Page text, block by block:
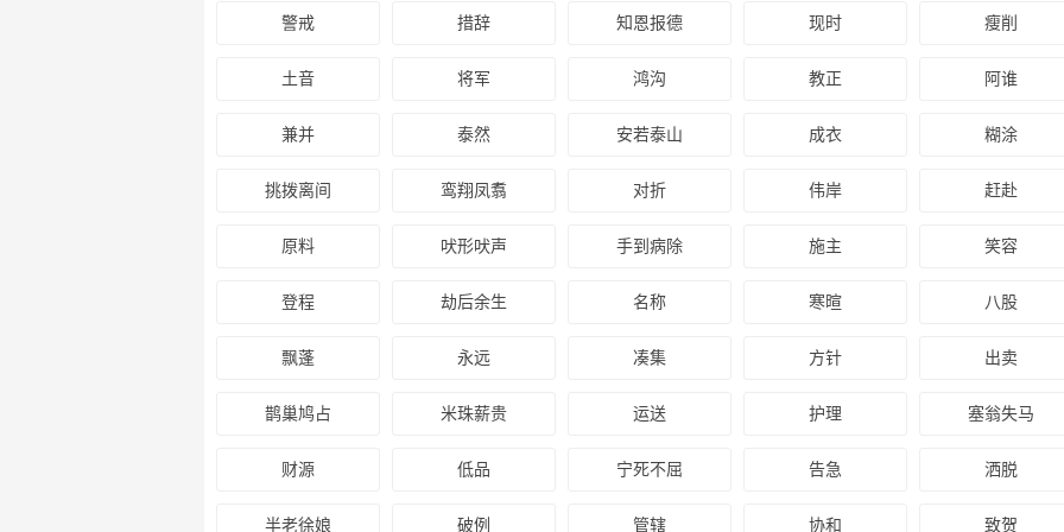
警戒 措辞 知恩报德 现时 瘦削
土音 将军 鸿沟 教正 阿谁
兼并 泰然 安若泰山 成衣 糊涂
挑拨离间 鸾翔凤翥 对折 伟岸 赶赴
原料 吠形吠声 手到病除 施主 笑容
登程 劫后余生 名称 寒暄 八股
飘蓬 永远 凑集 方针 出卖
鹊巢鸠占 米珠薪贵 运送 护理 塞翁失马
财源 低品 宁死不屈 告急 洒脱
半老徐娘 破例 管辖 协和 致贺